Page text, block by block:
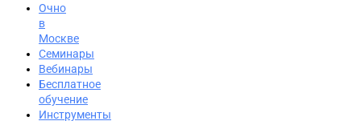
Вход на портал
8 (391) 986-04-74
Очно
в
Москве
Семинары
Вебинары
Бесплатное
обучение
Инструменты